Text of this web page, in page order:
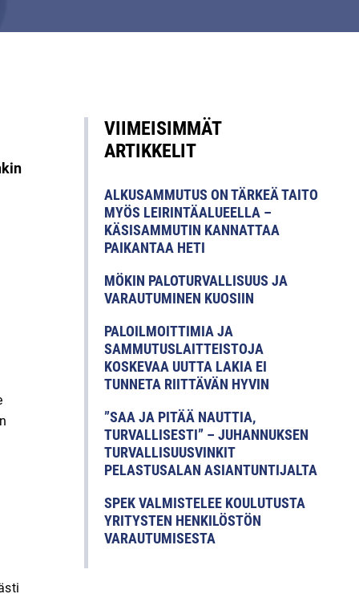
VIIMEISIMMÄT
ARTIKKELIT
ALKUSAMMUTUS ON TÄRKEÄ TAITO
MYÖS LEIRINTÄALUEELLA –
KÄSISAMMUTIN KANNATTAA
PAIKANTAA HETI
MÖKIN PALOTURVALLISUUS JA
VARAUTUMINEN KUOSIIN
PALOILMOITTIMIA JA
SAMMUTUSLAITTEISTOJA
KOSKEVAA UUTTA LAKIA EI
TUNNETA RIITTÄVÄN HYVIN
”SAA JA PITÄÄ NAUTTIA,
TURVALLISESTI” – JUHANNUKSEN
TURVALLISUUSVINKIT
PELASTUSALAN ASIANTUNTIJALTA
SPEK VALMISTELEE KOULUTUSTA
YRITYSTEN HENKILÖSTÖN
VARAUTUMISESTA